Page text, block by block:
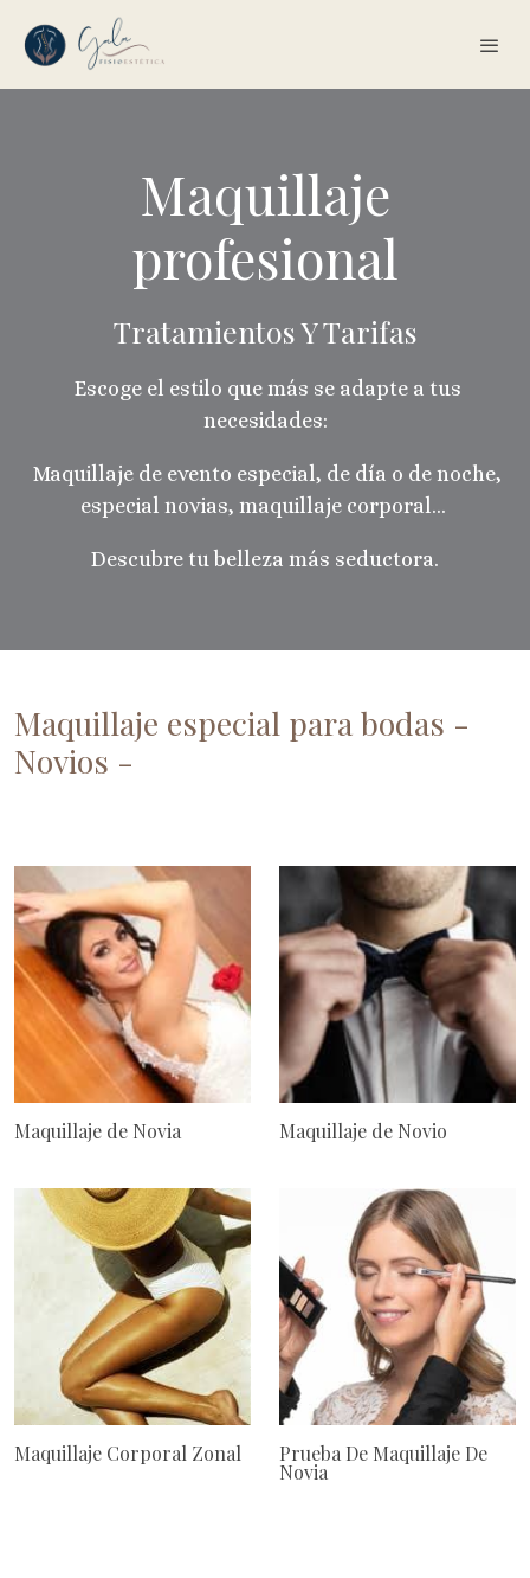
Maquillaje
profesional
Tratamientos Y Tarifas
Escoge el estilo que más se adapte a tus
necesidades:
Maquillaje de evento especial, de día o de noche,
especial novias, maquillaje corporal...
Descubre tu belleza más seductora.
Maquillaje especial para bodas -
Novios -
Maquillaje de Novia Maquillaje de Novio
Maquillaje Corporal Zonal Prueba De Maquillaje De
Novia